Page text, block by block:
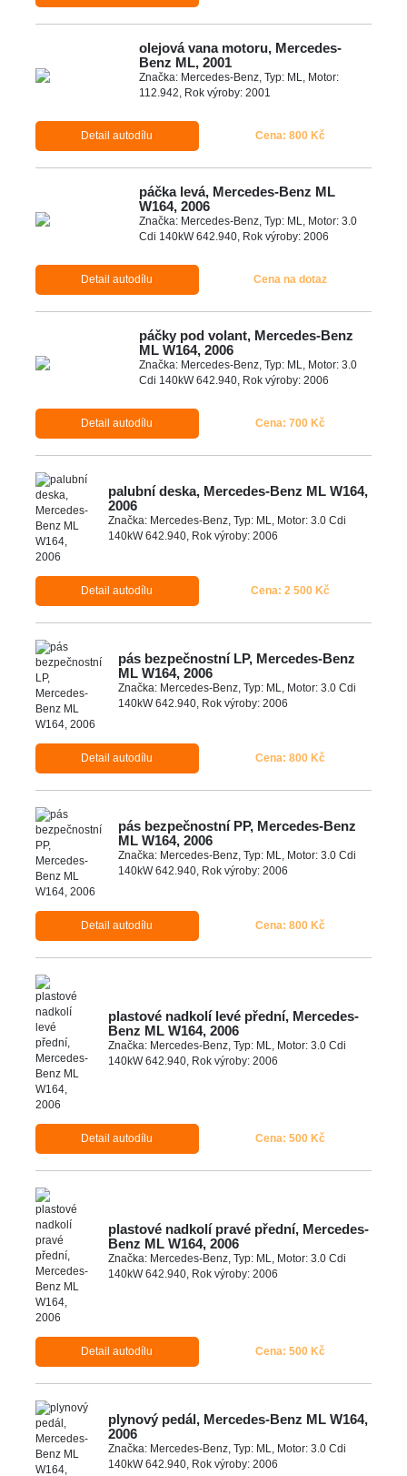
olejová vana motoru, Mercedes-
Benz ML, 2001
Značka: Mercedes-Benz, Typ: ML, Motor:
112.942, Rok výroby: 2001
Detail autodílu Cena: 800 Kč
páčka levá, Mercedes-Benz ML
W164, 2006
Značka: Mercedes-Benz, Typ: ML, Motor: 3.0
Cdi 140kW 642.940, Rok výroby: 2006
Detail autodílu Cena na dotaz
páčky pod volant, Mercedes-Benz
ML W164, 2006
Značka: Mercedes-Benz, Typ: ML, Motor: 3.0
Cdi 140kW 642.940, Rok výroby: 2006
Detail autodílu Cena: 700 Kč
palubní deska, Mercedes-Benz ML W164,
2006
Značka: Mercedes-Benz, Typ: ML, Motor: 3.0 Cdi
140kW 642.940, Rok výroby: 2006
Detail autodílu Cena: 2 500 Kč
pás bezpečnostní LP, Mercedes-Benz
ML W164, 2006
Značka: Mercedes-Benz, Typ: ML, Motor: 3.0 Cdi
140kW 642.940, Rok výroby: 2006
Detail autodílu Cena: 800 Kč
pás bezpečnostní PP, Mercedes-Benz
ML W164, 2006
Značka: Mercedes-Benz, Typ: ML, Motor: 3.0 Cdi
140kW 642.940, Rok výroby: 2006
Detail autodílu Cena: 800 Kč
plastové nadkolí levé přední, Mercedes-
Benz ML W164, 2006
Značka: Mercedes-Benz, Typ: ML, Motor: 3.0 Cdi
140kW 642.940, Rok výroby: 2006
Detail autodílu Cena: 500 Kč
plastové nadkolí pravé přední, Mercedes-
Benz ML W164, 2006
Značka: Mercedes-Benz, Typ: ML, Motor: 3.0 Cdi
140kW 642.940, Rok výroby: 2006
Detail autodílu Cena: 500 Kč
plynový pedál, Mercedes-Benz ML W164,
2006
Značka: Mercedes-Benz, Typ: ML, Motor: 3.0 Cdi
140kW 642.940, Rok výroby: 2006